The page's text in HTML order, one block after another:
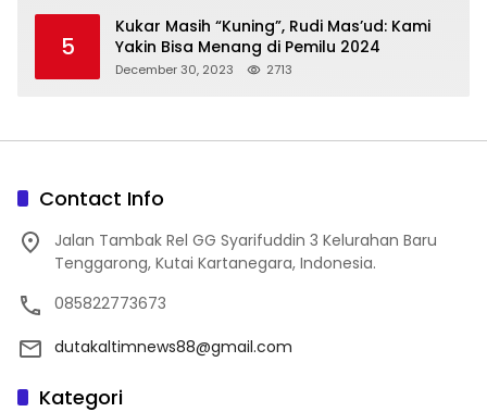
5
Kukar Masih “Kuning”, Rudi Mas’ud: Kami
Yakin Bisa Menang di Pemilu 2024
December 30, 2023 2713
Contact Info
Jalan Tambak Rel GG Syarifuddin 3 Kelurahan Baru
Tenggarong, Kutai Kartanegara, Indonesia.
085822773673
dutakaltimnews88@gmail.com
Kategori